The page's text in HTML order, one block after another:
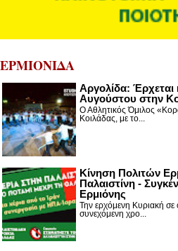
ΕΡΜΙΟΝΙΔΑ
Αργολίδα: Έρχεται
Αυγούστου στην
Ο Αθλητικός Όμιλος
Κοιλάδας, με το...
Κίνηση Πολιτών
Παλαιστίνη -
Ερμιόνης
Την ερχόμενη Κυριακή σε
συνεχόμενη χρο...